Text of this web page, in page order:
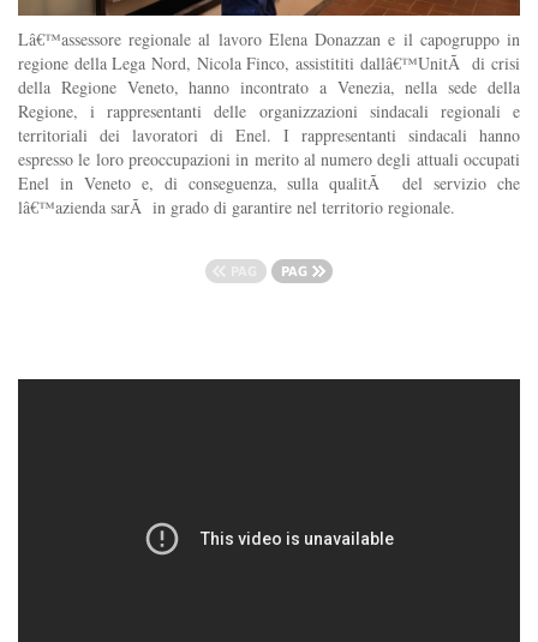
Lâ€™assessore regionale al lavoro Elena Donazzan e il capogruppo in
regione della Lega Nord, Nicola Finco, assistititi dallâ€™UnitÃ di crisi
della Regione Veneto, hanno incontrato a Venezia, nella sede della
Regione, i rappresentanti delle organizzazioni sindacali regionali e
territoriali dei lavoratori di Enel. I rappresentanti sindacali hanno
espresso le loro preoccupazioni in merito al numero degli attuali occupati
Enel in Veneto e, di conseguenza, sulla qualitÃ del servizio che
lâ€™azienda sarÃ in grado di garantire nel territorio regionale.